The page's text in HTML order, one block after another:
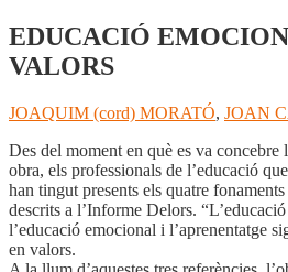
EDUCACIÓ
VALORS
JOAQUIM (cord) MORATÓ, JOAN
Des del moment en què es va concebre
obra, els professionals de l’educació
han tingut presents els quatre
descrits a l’Informe Delors.
l’educació emocional i l’aprenentatge
en valors.